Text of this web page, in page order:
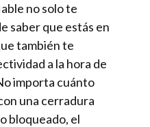
no solo te
saber que estás en
también te
a la hora de
importa cuánto
una cerradura
bloqueado, el